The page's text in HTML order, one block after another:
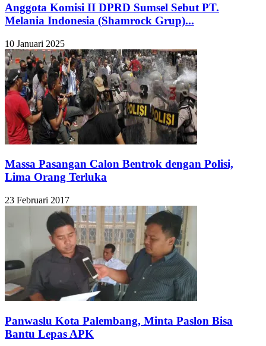
Anggota Komisi II DPRD Sumsel Sebut PT.
Melania Indonesia (Shamrock Grup)...
10 Januari 2025
Massa Pasangan Calon Bentrok dengan Polisi,
Lima Orang Terluka
23 Februari 2017
Panwaslu Kota Palembang, Minta Paslon Bisa
Bantu Lepas APK